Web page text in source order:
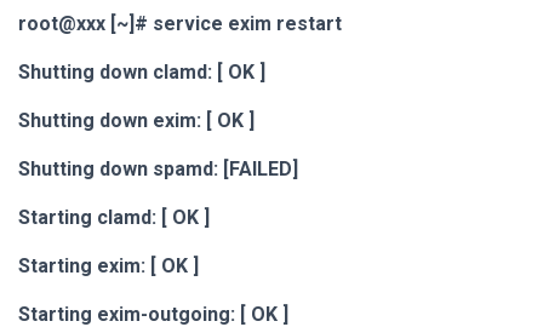
root@xxx [~]# service exim restart
Shutting down clamd: [ OK ]
Shutting down exim: [ OK ]
Shutting down spamd: [FAILED]
Starting clamd: [ OK ]
Starting exim: [ OK ]
Starting exim-outgoing: [ OK ]